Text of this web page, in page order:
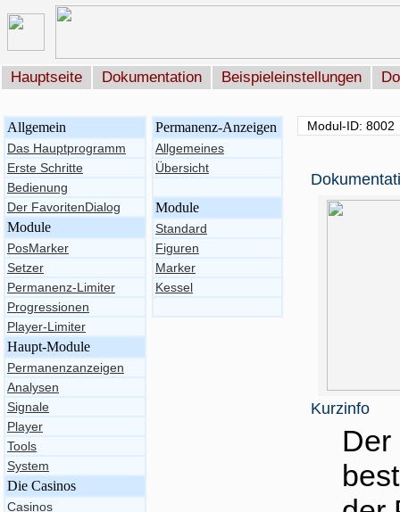
Hauptseite Dokumentation Beispieleinstellungen
Allgemein
Das Hauptprogramm
Erste Schritte
Bedienung
Der FavoritenDialog
Module
PosMarker
Setzer
Permanenz-Limiter
Progressionen
Player-Limiter
Haupt-Module
Permanenzanzeigen
Analysen
Signale
Player
Tools
System
Die Casinos
Casinos
Permanenz-Anzeigen
Allgemeines
Übersicht
Module
Standard
Figuren
Marker
Kessel
Modul-ID: 8002
Kurzinfo
Der